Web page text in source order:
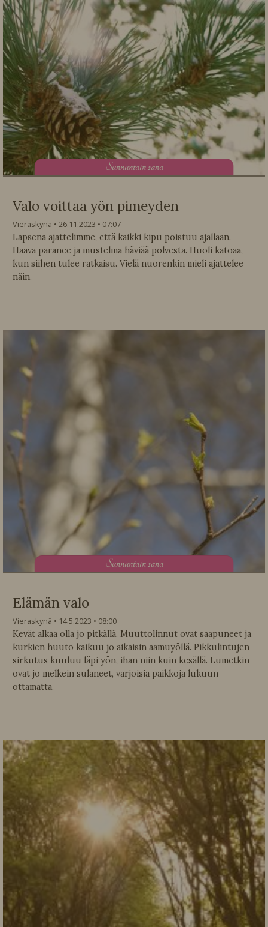
Sunnuntain sana
Valo voittaa yön pimeyden
Vieraskynä 26.11.2023
07:07
Lapsena ajattelimme, että kaikki kipu poistuu ajallaan.
Haava paranee ja mustelma häviää polvesta. Huoli katoaa,
kun siihen tulee ratkaisu. Vielä nuorenkin mieli ajattelee
näin.
Sunnuntain sana
Elämän valo
Vieraskynä 14.5.2023
08:00
Kevät alkaa olla jo pitkällä. Muuttolinnut ovat saapuneet ja
kurkien huuto kaikuu jo aikaisin aamuyöllä. Pikkulintujen
sirkutus kuuluu läpi yön, ihan niin kuin kesällä. Lumetkin
ovat jo melkein sulaneet, varjoisia paikkoja lukuun
ottamatta.